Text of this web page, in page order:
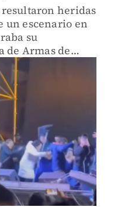
resultaron heridas
un escenario en
su
de Armas de